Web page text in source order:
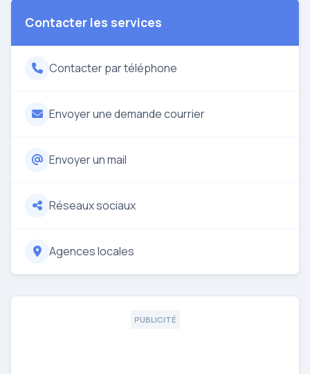
Contacter les services
Contacter par téléphone
Envoyer une demande courrier
Envoyer un mail
Réseaux sociaux
Agences locales
PUBLICITÉ